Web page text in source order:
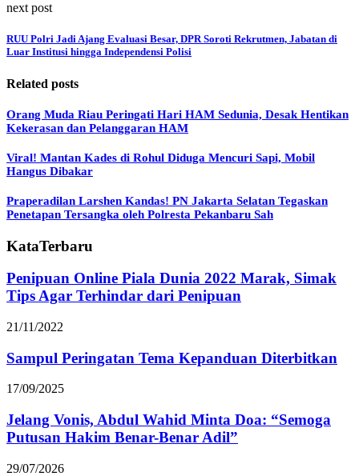
next post
RUU Polri Jadi Ajang Evaluasi Besar, DPR Soroti Rekrutmen, Jabatan di
Luar Institusi hingga Independensi Polisi
Related posts
Orang Muda Riau Peringati Hari HAM Sedunia, Desak Hentikan
Kekerasan dan Pelanggaran HAM
Viral! Mantan Kades di Rohul Diduga Mencuri Sapi, Mobil
Hangus Dibakar
Praperadilan Larshen Kandas! PN Jakarta Selatan Tegaskan
Penetapan Tersangka oleh Polresta Pekanbaru Sah
KataTerbaru
Penipuan Online Piala Dunia 2022 Marak, Simak
Tips Agar Terhindar dari Penipuan
21/11/2022
Sampul Peringatan Tema Kepanduan Diterbitkan
17/09/2025
Jelang Vonis, Abdul Wahid Minta Doa: “Semoga
Putusan Hakim Benar-Benar Adil”
29/07/2026